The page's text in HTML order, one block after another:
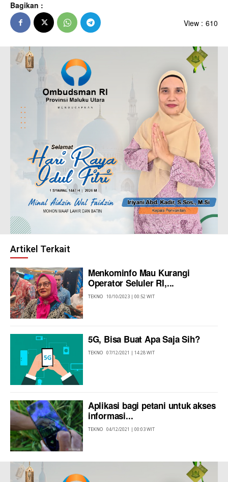
Bagikan :
View : 610
Artikel Terkait
Menkominfo Mau Kurangi
Operator Seluler RI,...
TEKNO 10/10/2023 | 00:52 WIT
5G, Bisa Buat Apa Saja Sih?
TEKNO 07/12/2021 | 14:28 WIT
Aplikasi bagi petani untuk akses
informasi...
TEKNO 04/12/2021 | 00:03 WIT